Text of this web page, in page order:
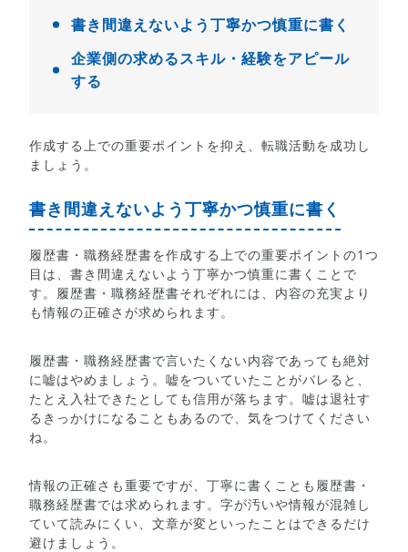
書き間違えないよう丁寧かつ慎重に書く
企業側の求めるスキル・経験をアピール
する
作成する上での重要ポイントを抑え、転職活動を成功し
ましょう。
書き間違えないよう丁寧かつ慎重に書く
履歴書・職務経歴書を作成する上での重要ポイントの1つ
目は、書き間違えないよう丁寧かつ慎重に書くことで
す。履歴書・職務経歴書それぞれには、内容の充実より
も情報の正確さが求められます。
履歴書・職務経歴書で言いたくない内容であっても絶対
に嘘はやめましょう。嘘をついていたことがバレると、
たとえ入社できたとしても信用が落ちます。嘘は退社す
るきっかけになることもあるので、気をつけてください
ね。
情報の正確さも重要ですが、丁寧に書くことも履歴書・
職務経歴書では求められます。字が汚いや情報が混雑し
ていて読みにくい、文章が変といったことはできるだけ
避けましょう。